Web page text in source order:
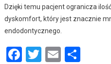
Dzięki temu pacjent ogranicza
dyskomfort, który jest znacznie
endodontycznego.
Facebook
Twitter
Email